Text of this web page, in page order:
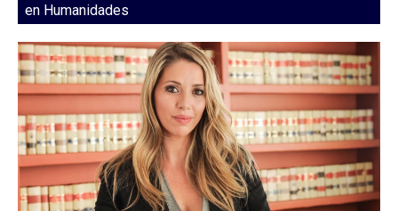
en Humanidades